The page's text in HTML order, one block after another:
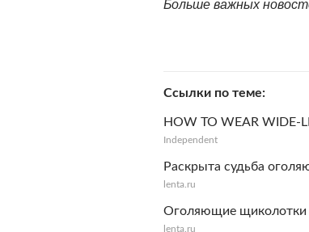
Больше важных
Ссылки по теме
HOW TO WEAR WIDE-
Independent
Раскрыта судьба
lenta.ru
Оголяющие
lenta.ru